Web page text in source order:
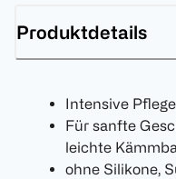
Produktdetails
Intensive
Für sanfte
leichte
ohne Silikone,